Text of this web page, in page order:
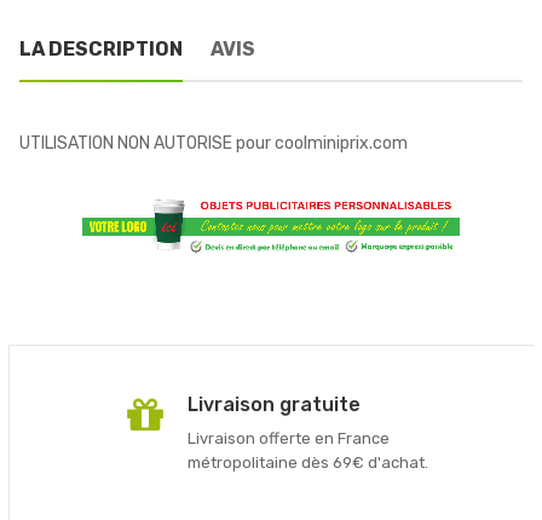
LA DESCRIPTION AVIS
UTILISATION NON AUTORISE pour coolminiprix.com
Livraison gratuite
Livraison offerte en France
métropolitaine dès 69€ d'achat.